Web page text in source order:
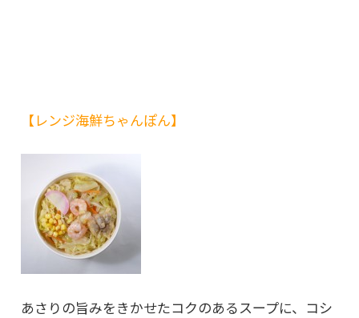
【レンジ海鮮ちゃんぽん】
あさりの旨みをきかせたコクのあるスープに、コシ